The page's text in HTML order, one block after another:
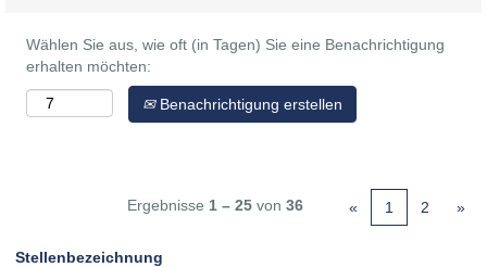
Wählen Sie aus, wie oft (in Tagen) Sie eine Benachrichtigung
erhalten möchten:
Benachrichtigung erstellen
Ergebnisse 1 – 25 von 36 « 1 2 »
Stellenbezeichnung